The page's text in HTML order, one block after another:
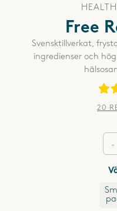
Free
Svensktillverkat,
ingredienser och
20
-